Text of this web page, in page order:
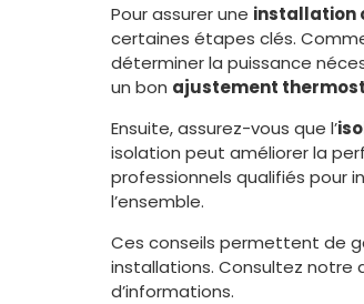
Pour assurer une installation
certaines étapes clés.
déterminer la puissance
un bon ajustement
Ensuite, assurez-vous que l’
isolation peut améliorer la
professionnels qualifiés pour
l’ensemble.
Ces conseils permettent de
installations. Consultez notre
d’informations.